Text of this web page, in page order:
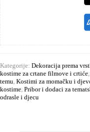
Kategorije: Dekoracija prema
kostime za crtane filmove i crtiće,
temu, Kostimi za momačku i
kostime, Pribor i dodaci za
odrasle i djecu